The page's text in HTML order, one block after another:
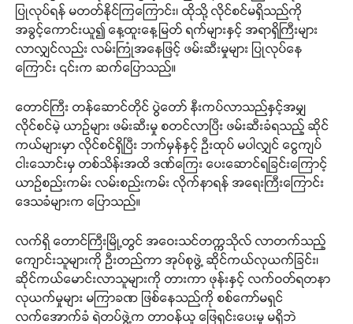
ပြုလုပ်ရန် မတတ်နိုင်ကြကြောင်း၊ ထိုသို့ လိုင်စင်မရှိသည်ကို
အခွင့်ကောင်းယူ၍ နေ့ထူးနေ့မြတ် ရက်များနှင့် အရာရှိကြီးများ
လာလျှင်လည်း လမ်းကြုံအနေဖြင့် ဖမ်းဆီးမှုများ ပြုလုပ်နေ
ကြောင်း ၎င်းက ဆက်ပြောသည်။
တောင်ကြီး တန်ဆောင်တိုင် ပွဲတော် နီးကပ်လာသည်နှင့်အမျှ
လိုင်စင်မဲ့ ယာဉ်များ ဖမ်းဆီးမှု စတင်လာပြီး ဖမ်းဆီးခံရသည့် ဆိုင်
ကယ်များမှာ လိုင်စင်ရှိပြီး ဘက်မှန်နှင့် ဦးထုပ် မပါလျှင် ငွေကျပ်
ငါးသောင်းမှ တစ်သိန်းအထိ ဒဏ်ကြေး ပေးဆောင်ရခြင်းကြောင့်
ယာဉ်စည်းကမ်း လမ်းစည်းကမ်း လိုက်နာရန် အရေးကြီးကြောင်း
ဒေသခံများက ပြောသည်။
လက်ရှိ တောင်ကြီးမြို့တွင် အဝေးသင်တက္ကသိုလ် လာတက်သည့်
ကျောင်းသူများကို ဦးတည်ကာ အုပ်စုဖွဲ့ ဆိုင်ကယ်လုယက်ခြင်း၊
ဆိုင်ကယ်မောင်းလာသူများကို တားကာ ဖုန်းနှင့် လက်ဝတ်ရတနာ
လုယက်မှုများ မကြာခဏ ဖြစ်နေသည်ကို စစ်ကော်မရှင်
လက်အောက်ခံ ရဲတပ်ဖွဲ့က တာဝန်ယူ ဖြေရှင်းပေးမှု မရှိဘဲ